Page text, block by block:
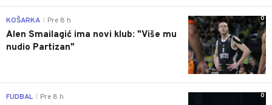
0
KOŠARKA Pre 8 h
Alen Smailagić ima novi klub: "Više mu
nudio Partizan"
0
FUDBAL Pre 8 h